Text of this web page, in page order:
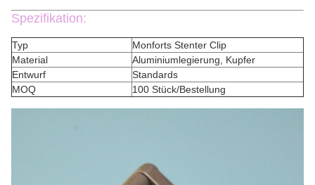
Spezifikation:
Typ
Monforts Stenter Clip
Material
Aluminiumlegierung, Kupfer
Entwurf
Standards
MOQ
100 Stück/Bestellung